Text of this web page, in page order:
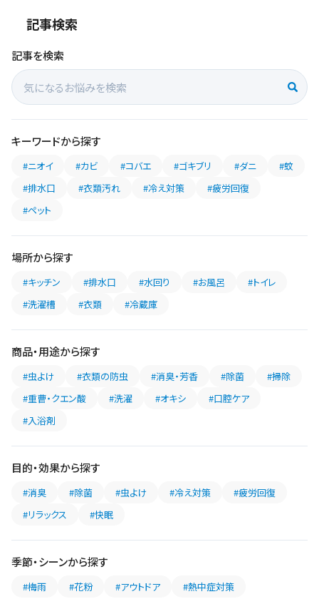
記事検索
記事を検索
キーワードから探す
#ニオイ #カビ #コバエ #ゴキブリ #ダニ
#蚊
#排水口
#衣類汚れ #冷え対策
#疲労回復
#ペット
場所から探す
#キッチン #排水口 #水回り #お風呂
#トイレ
#洗濯槽
#衣類 #冷蔵庫
商品・用途から探す
#虫よけ #衣類の防虫 #消臭・芳香 #除菌
#掃除
#重曹・クエン酸
#洗濯 #オキシ
#口腔ケア
#入浴剤
目的・効果から探す
#消臭 #除菌 #虫よけ #冷え対策
#疲労回復
#リラックス
#快眠
季節・シーンから探す
#梅雨 #花粉 #アウトドア #熱中症対策